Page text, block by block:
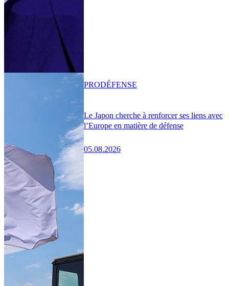
Le Japon cherche à renforcer ses liens avec
l’Europe en matière de défense
05.08.2026
PRODÉFENSE